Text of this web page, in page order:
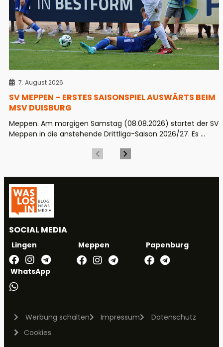
7. August 2026
SV MEPPEN – ERSTES SAISONSPIEL AUSWÄRTS BEIM
MSV DUISBURG
Meppen. Am morgigen Samstag (08.08.2026) startet der SV
Meppen in die anstehende Drittliga-Saison 2026/27. Es ...
SOCIAL MEDIA
Lingen Meppen Papenburg
WhatsApp
Werbung schalten Impressum
Datenschutz
Cookies